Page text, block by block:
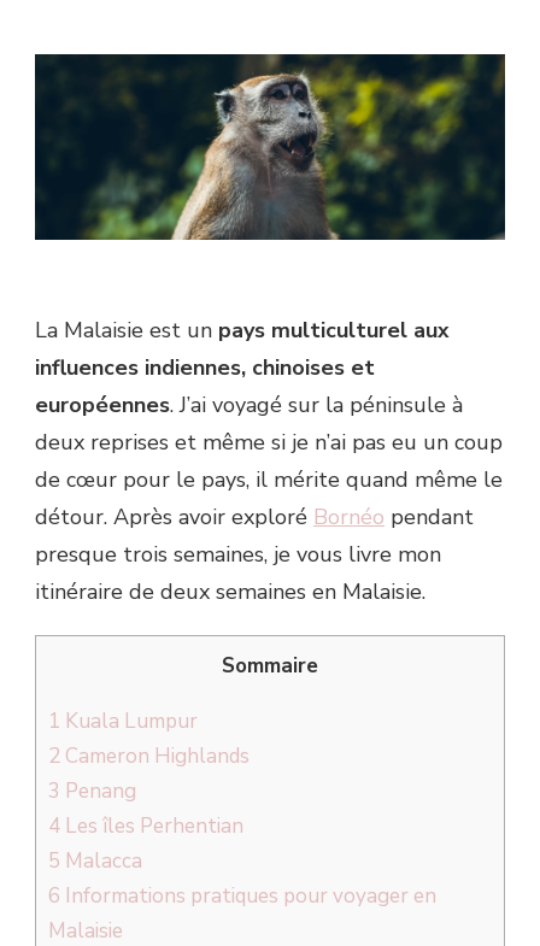
SEMAINES
EN
MALAISIE
La Malaisie est un pays multiculturel aux
influences indiennes, chinoises et
européennes. J’ai voyagé sur la péninsule à
deux reprises et même si je n’ai pas eu un coup
de cœur pour le pays, il mérite quand même le
détour. Après avoir exploré Bornéo pendant
presque trois semaines, je vous livre mon
itinéraire de deux semaines en Malaisie.
Sommaire
1 Kuala Lumpur
2 Cameron Highlands
3 Penang
4 Les îles Perhentian
5 Malacca
6 Informations pratiques pour voyager en
Malaisie